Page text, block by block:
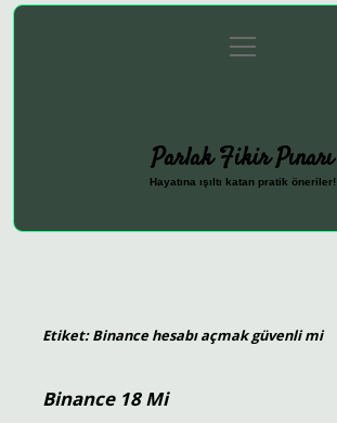
Gizlilik Politikası
menüyü
aç
Parlak Fikir Pınarı
Hayatına ışıltı katan pratik öneriler!
Etiket:Binance hesabı açmak güvenli mi
Binance 18 Mi